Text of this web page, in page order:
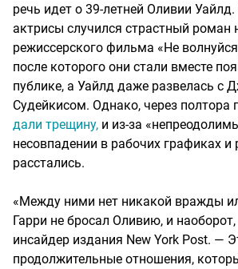
речь идет о 39-летней Оливии
актрисы случился страстный роман
режиссерского фильма «Не
после которого они стали вместе
публике, а Уайлд даже развелась с
Судейкисом. Однако, через полтора
дали трещину, и из-за
несовпадении в рабочих графиках и
расстались.
«Между ними нет никакой вражды
Гарри не бросал Оливию, и
инсайдер издания New York Post. —
продолжительные отношения,